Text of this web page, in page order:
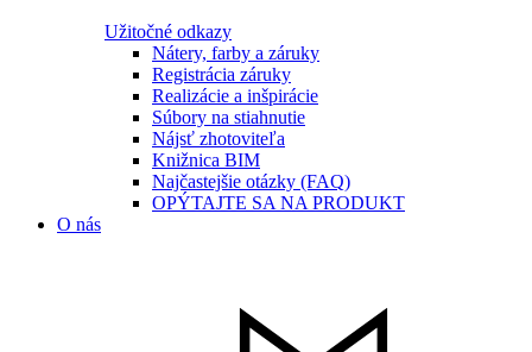
Užitočné odkazy
Nátery, farby a záruky
Registrácia záruky
Realizácie a inšpirácie
Súbory na stiahnutie
Nájsť zhotoviteľa
Knižnica BIM
Najčastejšie otázky (FAQ)
OPÝTAJTE SA NA PRODUKT
O nás